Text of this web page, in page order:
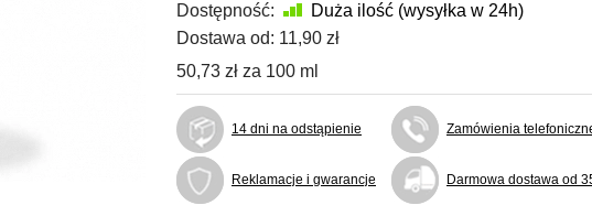
Dostępność:
Duża ilość (wysyłka w 24h)
Dostawa od: 11,90 zł
50,73 zł za 100 ml
14 dni na odstąpienie Zamówienia
Reklamacje i gwarancje Darmowa dostawa od